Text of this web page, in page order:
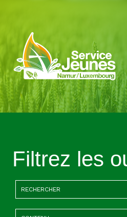
Filtrez les